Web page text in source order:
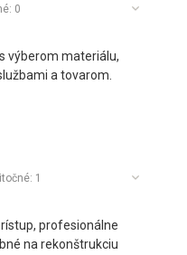
0
výberom materiálu,
a tovarom.
1
profesionálne
na rekonštrukciu